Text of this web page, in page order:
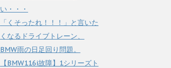
い・・・
「くそったれ！！！」と言いた
くなるドライブトレーン、
BMW雨の日足回り問題。
【BMW116i故障】1シリーズト